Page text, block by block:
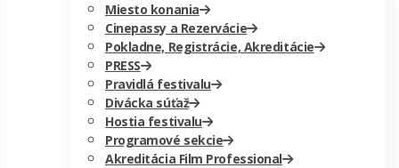
Miesto konania
Cinepassy a Rezervácie
Pokladne, Registrácie, Akreditácie
PRESS
Pravidlá festivalu
Divácka súťaž
Hostia festivalu
Programové sekcie
Akreditácia Film Professional